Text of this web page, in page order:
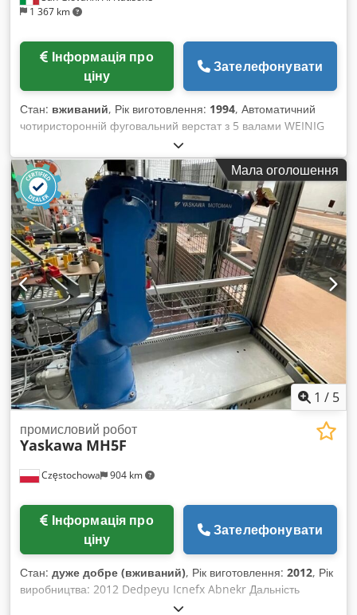
1 367 km
ціну
Зателефонувати
Стан: вживаний, Рік виготовлення: 1994, Автоматичний
чотиристоронній фуговальний верстат з 5 валами WEINIG
мод. PROFIMAT 23 – б/в Склад верстата: - 1)
Горизонтальний нижній вал - 2) Вертикальний правий вал -
3) Вертикальний лівий вал - 4) Горизонтальний верхній вал -
5) Горизонтальний нижній вал Робоча ширина: 230 мм Рік
випуску: 1994 Живлення: 380 В / 50 Гц Djdpfx Abjrm
Rxwsnekr
Мала оголошення
1 / 5
Częstochowa 904 km
промисловий робот
Yaskawa MH5F
ціну
Зателефонувати
Стан: дуже добре (вживаний), Рік виготовлення: 2012, Рік
виробництва: 2012 Dedpeyu Icnefx Abnekr Дальність
досяжності: 706 мм Вантажопідйомність: 5 кг